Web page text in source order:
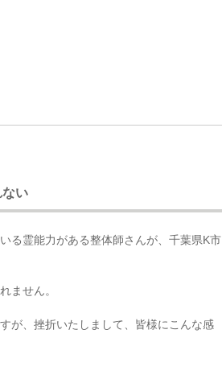
い
る霊能力がある整体師さんが、千葉県K市
ません。
が、挫折いたしまして、皆様にこんな感